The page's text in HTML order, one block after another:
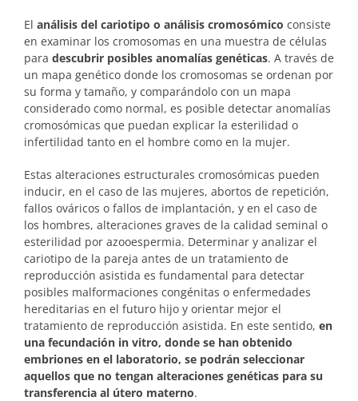
El análisis del cariotipo o análisis cromosómico consiste
en examinar los cromosomas en una muestra de células
para descubrir posibles anomalías genéticas. A través de
un mapa genético donde los cromosomas se ordenan por
su forma y tamaño, y comparándolo con un mapa
considerado como normal, es posible detectar anomalías
cromosómicas que puedan explicar la esterilidad o
infertilidad tanto en el hombre como en la mujer.
Estas alteraciones estructurales cromosómicas pueden
inducir, en el caso de las mujeres, abortos de repetición,
fallos ováricos o fallos de implantación, y en el caso de
los hombres, alteraciones graves de la calidad seminal o
esterilidad por azooespermia. Determinar y analizar el
cariotipo de la pareja antes de un tratamiento de
reproducción asistida es fundamental para detectar
posibles malformaciones congénitas o enfermedades
hereditarias en el futuro hijo y orientar mejor el
tratamiento de reproducción asistida. En este sentido, en
una fecundación in vitro, donde se han obtenido
embriones en el laboratorio, se podrán seleccionar
aquellos que no tengan alteraciones genéticas para su
transferencia al útero materno.